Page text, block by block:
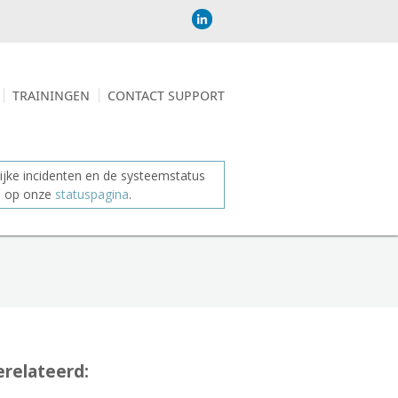
TRAININGEN CONTACT SUPPORT
incidenten en de systeemstatus
op onze statuspagina.